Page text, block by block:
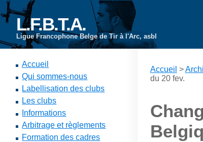
L.F.B.T.A.
Ligue Francophone Belge de Tir à l'Arc, asbl
Accueil
Qui sommes-nous
Labellisation des clubs
Les clubs
Informations
Arbitrage et règlements
Formation des cadres
Accueil >
du 20 fev.